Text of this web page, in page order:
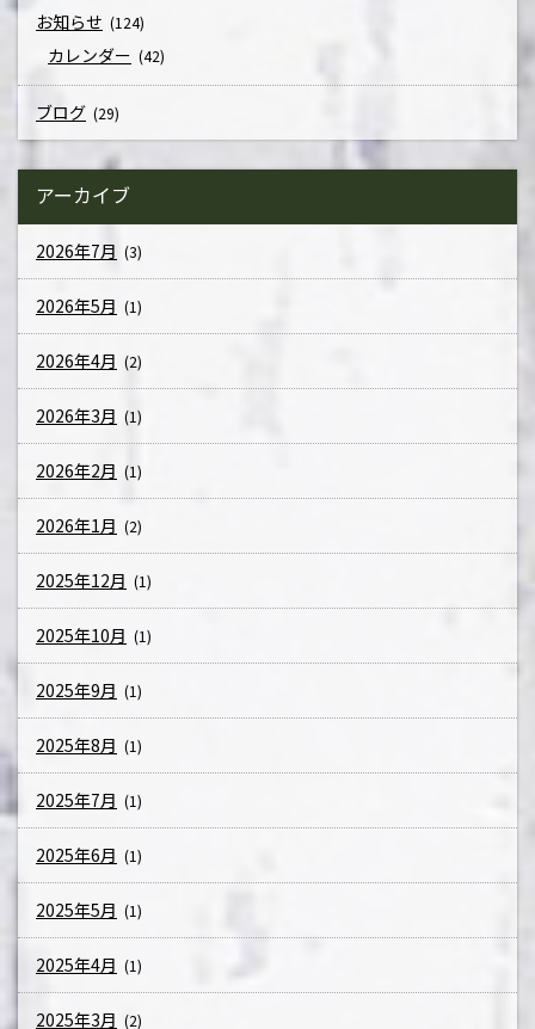
お知らせ (124)
カレンダー (42)
ブログ (29)
アーカイブ
2026年7月 (3)
2026年5月 (1)
2026年4月 (2)
2026年3月 (1)
2026年2月 (1)
2026年1月 (2)
2025年12月 (1)
2025年10月 (1)
2025年9月 (1)
2025年8月 (1)
2025年7月 (1)
2025年6月 (1)
2025年5月 (1)
2025年4月 (1)
2025年3月 (2)